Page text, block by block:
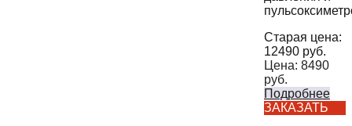
Старая цена:
12490 руб.
Цена: 8490
руб.
Подробнее
ЗАКАЗАТЬ